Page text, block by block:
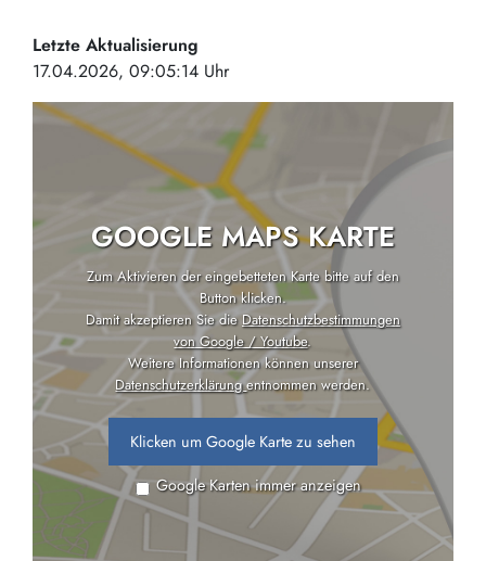
Letzte Aktualisierung
17.04.2026, 09:05:14 Uhr
GOOGLE MAPS KARTE
Zum Aktivieren der eingebetteten Karte bitte auf den
Button klicken.
Damit akzeptieren Sie dieDatenschutzbestimmungen
von Google / Youtube.
Weitere Informationen können unserer
Datenschutzerklärungentnommen werden.
Klicken um Google Karte zu sehen
Google Karten immer anzeigen